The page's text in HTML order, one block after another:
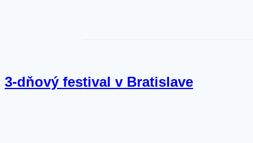
3-dňový festival v Bratislave